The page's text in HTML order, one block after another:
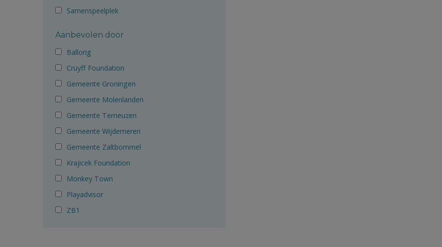
Samenspeelplek
Aanbevolen door
Ballorig
Cruyff Foundation
Gemeente Groningen
Gemeente Molenlanden
Gemeente Terneuzen
Gemeente Wijdemeren
Gemeente Zaltbommel
Krajicek Foundation
Monkey Town
Playadvisor
ZB1